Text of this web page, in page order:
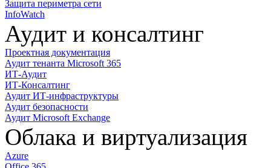
Защита периметра сети
InfoWatch
Аудит и консалтинг
Проектная документация
Аудит тенанта Microsoft 365
ИТ-Аудит
ИТ-Консалтинг
Аудит ИТ-инфраструктуры
Аудит безопасности
Аудит Microsoft Exchange
Облака и виртуализация
Azure